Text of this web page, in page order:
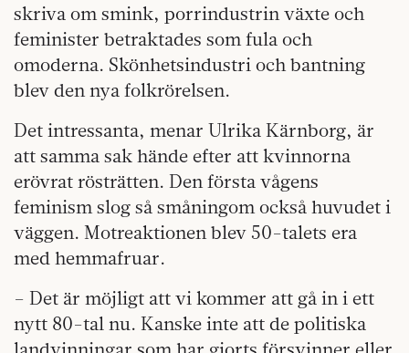
skriva om smink, porrindustrin växte och
feminister betraktades som fula och
omoderna. Skönhetsindustri och bantning
blev den nya folkrörelsen.
Det intressanta, menar Ulrika Kärnborg, är
att samma sak hände efter att kvinnorna
erövrat rösträtten. Den första vågens
feminism slog så småningom också huvudet i
väggen. Motreaktionen blev 50-talets era
med hemmafruar.
– Det är möjligt att vi kommer att gå in i ett
nytt 80-tal nu. Kanske inte att de politiska